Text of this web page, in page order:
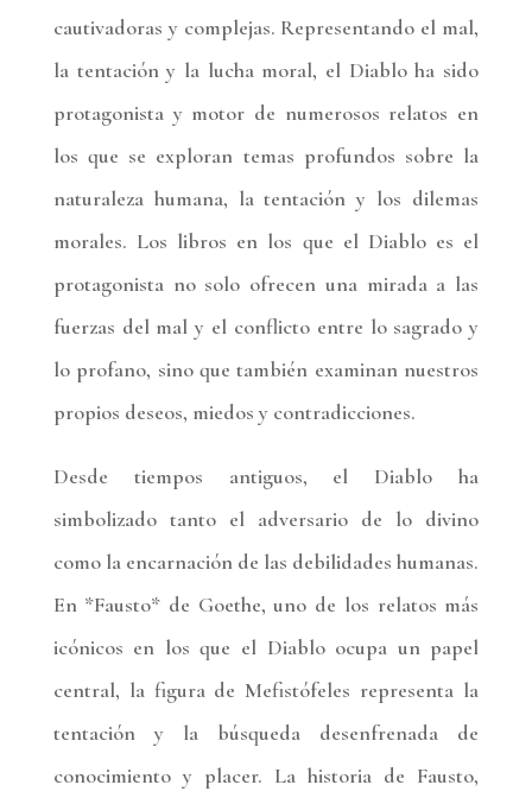
cautivadoras y complejas. Representando el mal,
la tentación y la lucha moral, el Diablo ha sido
protagonista y motor de numerosos relatos en
los que se exploran temas profundos sobre la
naturaleza humana, la tentación y los dilemas
morales. Los libros en los que el Diablo es el
protagonista no solo ofrecen una mirada a las
fuerzas del mal y el conflicto entre lo sagrado y
lo profano, sino que también examinan nuestros
propios deseos, miedos y contradicciones.
Desde tiempos antiguos, el Diablo ha
simbolizado tanto el adversario de lo divino
como la encarnación de las debilidades humanas.
En *Fausto* de Goethe, uno de los relatos más
icónicos en los que el Diablo ocupa un papel
central, la figura de Mefistófeles representa la
tentación y la búsqueda desenfrenada de
conocimiento y placer. La historia de Fausto,